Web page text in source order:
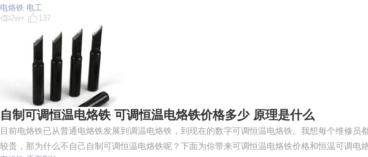
电烙铁 电工
2w+
137
自制可调恒温电烙铁 可调恒温电烙铁价格多少 原理是什么
目前电烙铁已从普通电烙铁发展到调温电烙铁，到现在的数字可调恒温电烙铁。我想每个维修
较贵，那为什么不自己自制可调恒温电烙铁呢？下面为你带来可调恒温电烙铁价格和恒温可调电烙